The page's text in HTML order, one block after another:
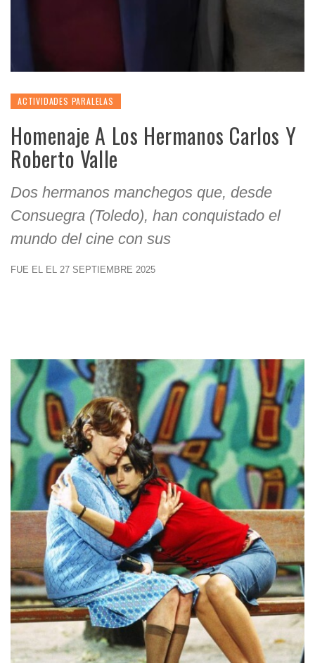
ACTIVIDADES PARALELAS
Homenaje A Los Hermanos Carlos Y
Roberto Valle
Dos hermanos manchegos que, desde
Consuegra (Toledo), han conquistado el
mundo del cine con sus
FUE EL EL 27 SEPTIEMBRE 2025